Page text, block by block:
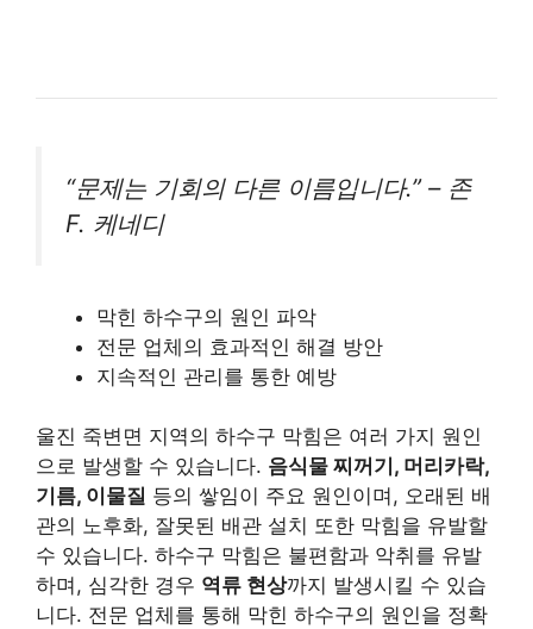
“문제는 기회의 다른 이름입니다.” – 존
F. 케네디
막힌 하수구의 원인 파악
전문 업체의 효과적인 해결 방안
지속적인 관리를 통한 예방
울진 죽변면 지역의 하수구 막힘은 여러 가지 원인
으로 발생할 수 있습니다. 음식물 찌꺼기, 머리카락,
기름, 이물질 등의 쌓임이 주요 원인이며, 오래된 배
관의 노후화, 잘못된 배관 설치 또한 막힘을 유발할
수 있습니다. 하수구 막힘은 불편함과 악취를 유발
하며, 심각한 경우 역류 현상까지 발생시킬 수 있습
니다. 전문 업체를 통해 막힌 하수구의 원인을 정확